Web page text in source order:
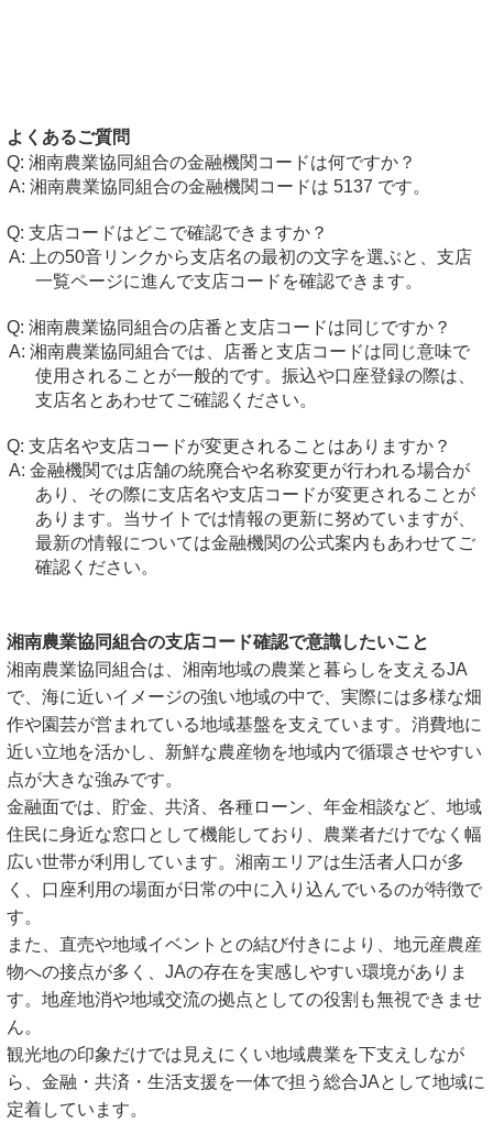
よくあるご質問
湘南農業協同組合の金融機関コードは何ですか？
湘南農業協同組合の金融機関コードは 5137 です。
支店コードはどこで確認できますか？
上の50音リンクから支店名の最初の文字を選ぶと、支店
一覧ページに進んで支店コードを確認できます。
湘南農業協同組合の店番と支店コードは同じですか？
湘南農業協同組合では、店番と支店コードは同じ意味で
使用されることが一般的です。振込や口座登録の際は、
支店名とあわせてご確認ください。
支店名や支店コードが変更されることはありますか？
金融機関では店舗の統廃合や名称変更が行われる場合が
あり、その際に支店名や支店コードが変更されることが
あります。当サイトでは情報の更新に努めていますが、
最新の情報については金融機関の公式案内もあわせてご
確認ください。
湘南農業協同組合の支店コード確認で意識したいこと
湘南農業協同組合は、湘南地域の農業と暮らしを支えるJA
で、海に近いイメージの強い地域の中で、実際には多様な畑
作や園芸が営まれている地域基盤を支えています。消費地に
近い立地を活かし、新鮮な農産物を地域内で循環させやすい
点が大きな強みです。
金融面では、貯金、共済、各種ローン、年金相談など、地域
住民に身近な窓口として機能しており、農業者だけでなく幅
広い世帯が利用しています。湘南エリアは生活者人口が多
く、口座利用の場面が日常の中に入り込んでいるのが特徴で
す。
また、直売や地域イベントとの結び付きにより、地元産農産
物への接点が多く、JAの存在を実感しやすい環境がありま
す。地産地消や地域交流の拠点としての役割も無視できませ
ん。
観光地の印象だけでは見えにくい地域農業を下支えしなが
ら、金融・共済・生活支援を一体で担う総合JAとして地域に
定着しています。